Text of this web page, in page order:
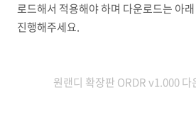
로드해서 적용해야 하며 다운로드는 아
진행해주세요.
원랜디 확장판 ORDR v1.000 다